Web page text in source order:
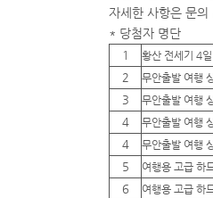
자세한 사항은 문
* 당첨자 명단
1 황산 전세기 4
2
무안출발 여행
3
무안출발 여행
4
무안출발 여행
4
무안출발 여행
5
여행용 고급 하
6
여행용 고급 하